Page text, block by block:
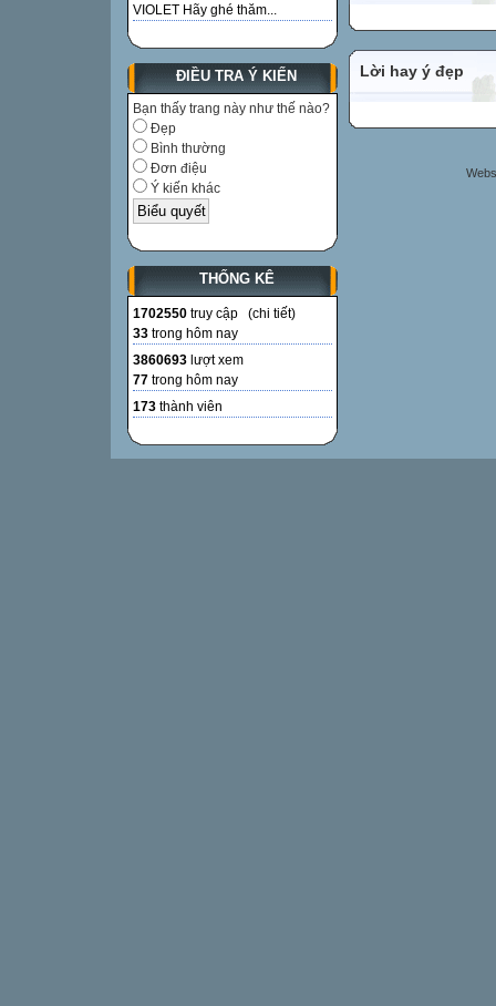
VIOLET Hãy ghé thăm...
ĐIỀU TRA Ý KIẾN
Bạn thấy trang này như thế nào?
Đẹp
Bình thường
Đơn điệu
Ý kiến khác
THỐNG KÊ
1702550 truy cập (chi tiết)
33 trong hôm nay
3860693 lượt xem
77 trong hôm nay
173 thành viên
Lời hay ý đẹp